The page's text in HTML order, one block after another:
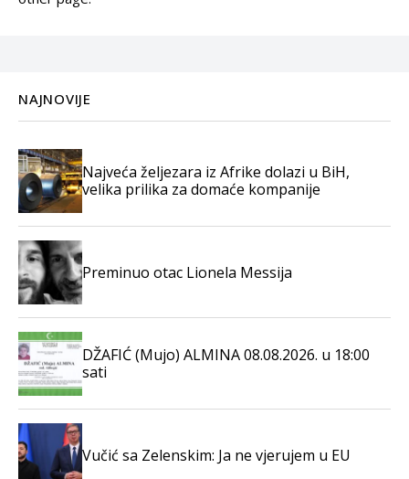
NAJNOVIJE
Najveća željezara iz Afrike dolazi u BiH,
velika prilika za domaće kompanije
Preminuo otac Lionela Messija
DŽAFIĆ (Mujo) ALMINA 08.08.2026. u 18:00
sati
Vučić sa Zelenskim: Ja ne vjerujem u EU